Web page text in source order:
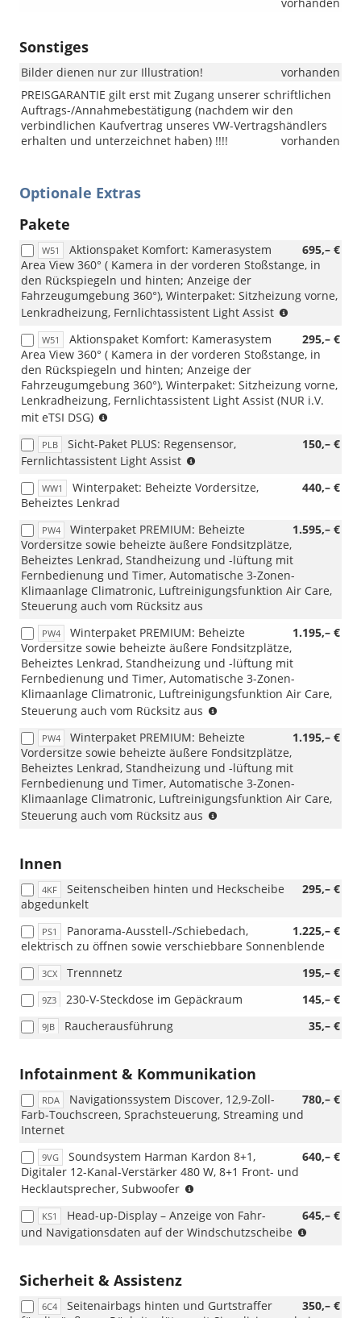
Sonstiges
Bilder dienen nur zur Illustration!
vorhanden
PREISGARANTIE gilt erst mit Zugang unserer schriftlichen
Auftrags-/Annahmebestätigung (nachdem wir den
verbindlichen Kaufvertrag unseres VW-Vertragshändlers
erhalten und unterzeichnet haben) !!!!
vorhanden
Optionale Extras
Pakete
W51 695,– €
Aktionspaket Komfort: Kamerasystem
Area View 360° ( Kamera in der vorderen Stoßstange, in
den Rückspiegeln und hinten; Anzeige der
Fahrzeugumgebung 360°), Winterpaket: Sitzheizung vorne,
Lenkradheizung, Fernlichtassistent Light Assist
mit
1.5
DSG)
W51 295,– €
Aktionspaket Komfort: Kamerasystem
Area View 360° ( Kamera in der vorderen Stoßstange, in
den Rückspiegeln und hinten; Anzeige der
Fahrzeugumgebung 360°), Winterpaket: Sitzheizung vorne,
Lenkradheizung, Fernlichtassistent Light Assist (NUR i.V.
mit eTSI DSG)
mit
1.5
DSG)
PLB 150,– €
Sicht-Paket PLUS: Regensensor,
Fernlichtassistent Light Assist
mit
WW1 440,– €
Winterpaket: Beheizte Vordersitze,
Beheiztes Lenkrad
PW4 1.595,– €
Winterpaket PREMIUM: Beheizte
Vordersitze sowie beheizte äußere Fondsitzplätze,
Beheiztes Lenkrad, Standheizung und -lüftung mit
Fernbedienung und Timer, Automatische 3-Zonen-
Klimaanlage Climatronic, Luftreinigungsfunktion Air Care,
Steuerung auch vom Rücksitz aus
PW4 1.195,– €
Winterpaket PREMIUM: Beheizte
Vordersitze sowie beheizte äußere Fondsitzplätze,
Beheiztes Lenkrad, Standheizung und -lüftung mit
Fernbedienung und Timer, Automatische 3-Zonen-
Klimaanlage Climatronic, Luftreinigungsfunktion Air Care,
Steuerung auch vom Rücksitz aus
mit
Lederpolsterung
Vienna
oder
Aktionspaket
PW4 1.195,– €
Winterpaket PREMIUM: Beheizte
Vordersitze sowie beheizte äußere Fondsitzplätze,
Beheiztes Lenkrad, Standheizung und -lüftung mit
Fernbedienung und Timer, Automatische 3-Zonen-
Klimaanlage Climatronic, Luftreinigungsfunktion Air Care,
Steuerung auch vom Rücksitz aus
DSG)
Innen
4KF 295,– €
Seitenscheiben hinten und Heckscheibe
abgedunkelt
PS1 1.225,– €
Panorama-Ausstell-/Schiebedach,
elektrisch zu öffnen sowie verschiebbare Sonnenblende
3CX 195,– €
Trennnetz
9Z3 145,– €
230-V-Steckdose im Gepäckraum
9JB 35,– €
Raucherausführung
Infotainment & Kommunikation
RDA 780,– €
Navigationssystem Discover, 12,9-Zoll-
Farb-Touchscreen, Sprachsteuerung, Streaming und
Internet
9VG 640,– €
Soundsystem Harman Kardon 8+1,
Digitaler 12-Kanal-Verstärker 480 W, 8+1 Front- und
Hecklautsprecher, Subwoofer
mit
RBB
KS1 645,– €
Head-up-Display – Anzeige von Fahr-
und Navigationsdaten auf der Windschutzscheibe
RDA)
Sicherheit & Assistenz
6C4 350,– €
Seitenairbags hinten und Gurtstraffer